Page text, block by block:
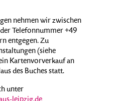
nehmen wir zwischen
Telefonnummer +49
entgegen. Zu
(siehe
Kartenvorverkauf an
des Buches statt.
unter